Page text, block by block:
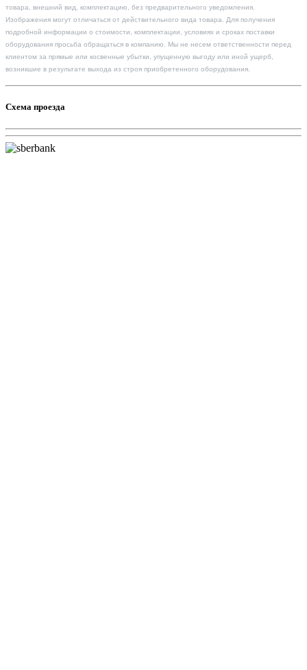
товара, внешний вид, комплектацию, без предварительного уведомления.
Изображения могут отличаться от действительного вида товара. Для получения
подробной информации о стоимости, комплектации, условиях и сроках поставки
оборудования просьба обращаться в компанию. Мы не несем ответственности перед
клиентом за прямые или косвенные убытки, упущенную выгоду или иной ущерб,
возникшие в результате выхода из строя приобретенного оборудования.
Схема проезда